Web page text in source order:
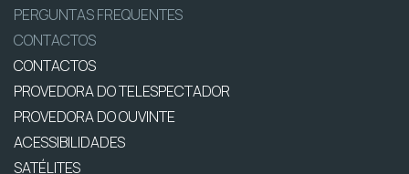
PERGUNTAS FREQUENTES
CONTACTOS
CONTACTOS
PROVEDORA DO TELESPECTADOR
PROVEDORA DO OUVINTE
ACESSIBILIDADES
SATÉLITES